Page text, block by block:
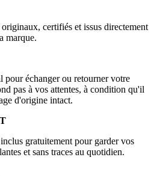
certifiés et issus directement
marque.
pour échanger ou retourner votre
pas à vos attentes, à condition qu'il
d'origine intact.
gratuitement pour garder vos
et sans traces au quotidien.